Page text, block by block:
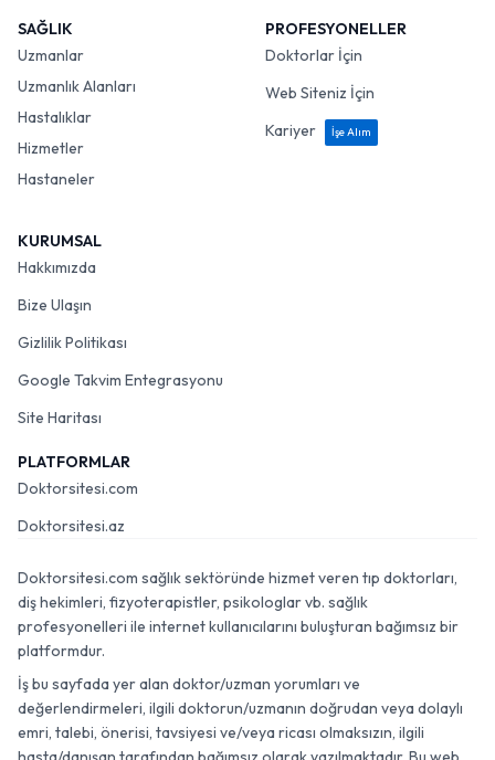
SAĞLIK
Uzmanlar
Uzmanlık Alanları
Hastalıklar
Hizmetler
Hastaneler
PROFESYONELLER
Doktorlar İçin
Web Siteniz İçin
Kariyer
İşe Alım
KURUMSAL
Hakkımızda
Bize Ulaşın
Gizlilik Politikası
Google Takvim Entegrasyonu
Site Haritası
PLATFORMLAR
Doktorsitesi.com
Doktorsitesi.az
Doktorsitesi.com sağlık sektöründe hizmet veren tıp doktorları,
diş hekimleri, fizyoterapistler, psikologlar vb. sağlık
profesyonelleri ile internet kullanıcılarını buluşturan bağımsız bir
platformdur.
İş bu sayfada yer alan doktor/uzman yorumları ve
değerlendirmeleri, ilgili doktorun/uzmanın doğrudan veya dolaylı
emri, talebi, önerisi, tavsiyesi ve/veya ricası olmaksızın, ilgili